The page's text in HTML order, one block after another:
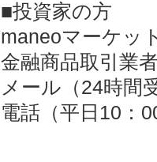
■投資家の方
maneoマーケッ
金融商品取引業
メール（24時間
電話（平日10：